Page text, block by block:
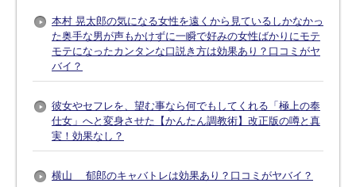
本村 晃太郎の気になる女性を遠くから見ているしかなかっ
た奥手な男が声もかけずに一瞬で好みの女性ばかりにモテ
モテになったカンタンな口説き方は効果あり？口コミがヤ
バイ？
彼女やセフレを、望む事なら何でもしてくれる「極上の奉
仕女」へと変身させた【かんたん調教術】改正版の噂と真
実！効果なし？
横山 郁郎のキャバトレは効果あり？口コミがヤバイ？